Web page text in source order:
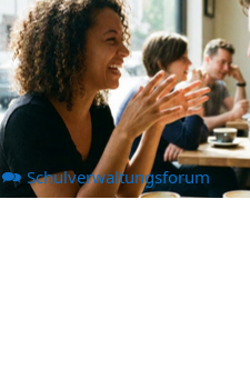
🗪 Schulverwaltungsforum